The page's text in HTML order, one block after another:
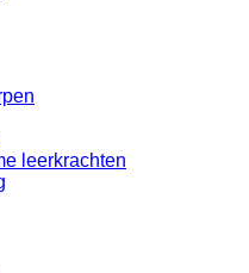
leerkrachten